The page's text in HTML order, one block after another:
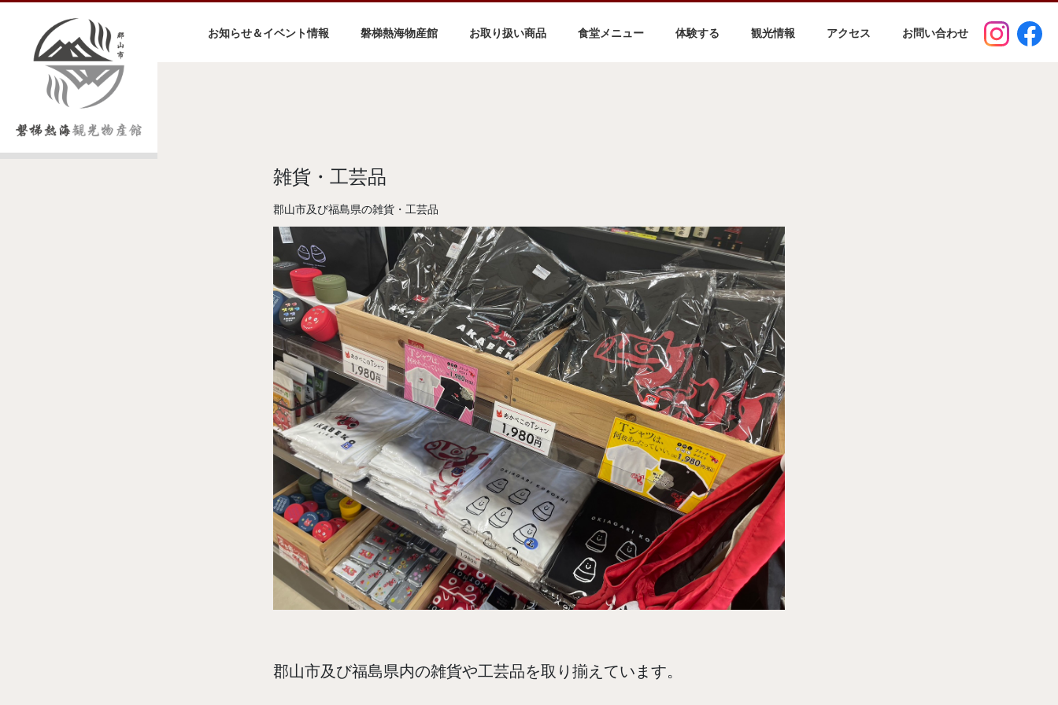
お知らせ＆イベント情報 磐梯熱海物産館 お取り扱い商品 食堂メニュー 体験する 観光情報 アクセス お問い合わせ
雑貨・工芸品
郡山市及び福島県の雑貨・工芸品
郡山市及び福島県内の雑貨や工芸品を取り揃えています。